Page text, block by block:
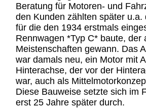
Beratung für Motoren- und
den Kunden zählten später u.a.
für die den 1934 erstmals
Rennwagen *Typ C* baute, der
Meistenschaften gewann. Das
war damals neu, ein Motor mit
Hinterachse, der vor der
war, auch als
Diese Bauweise setzte sich im
erst 25 Jahre später durch.